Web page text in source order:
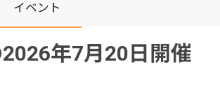
イベント
年7月20日開催